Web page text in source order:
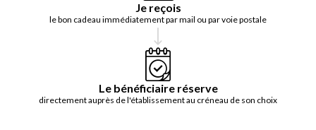
Je reçois
le bon cadeau immédiatement par mail ou par voie postale
Le bénéficiaire réserve
directement auprès de l'établissement au créneau de son choix